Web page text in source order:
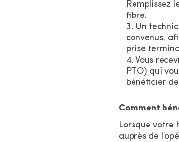
Remplissez
fibre.
Un
convenus,
prise
Vous
PTO) qui
bénéficier
Comment
Lorsque votre
auprès de